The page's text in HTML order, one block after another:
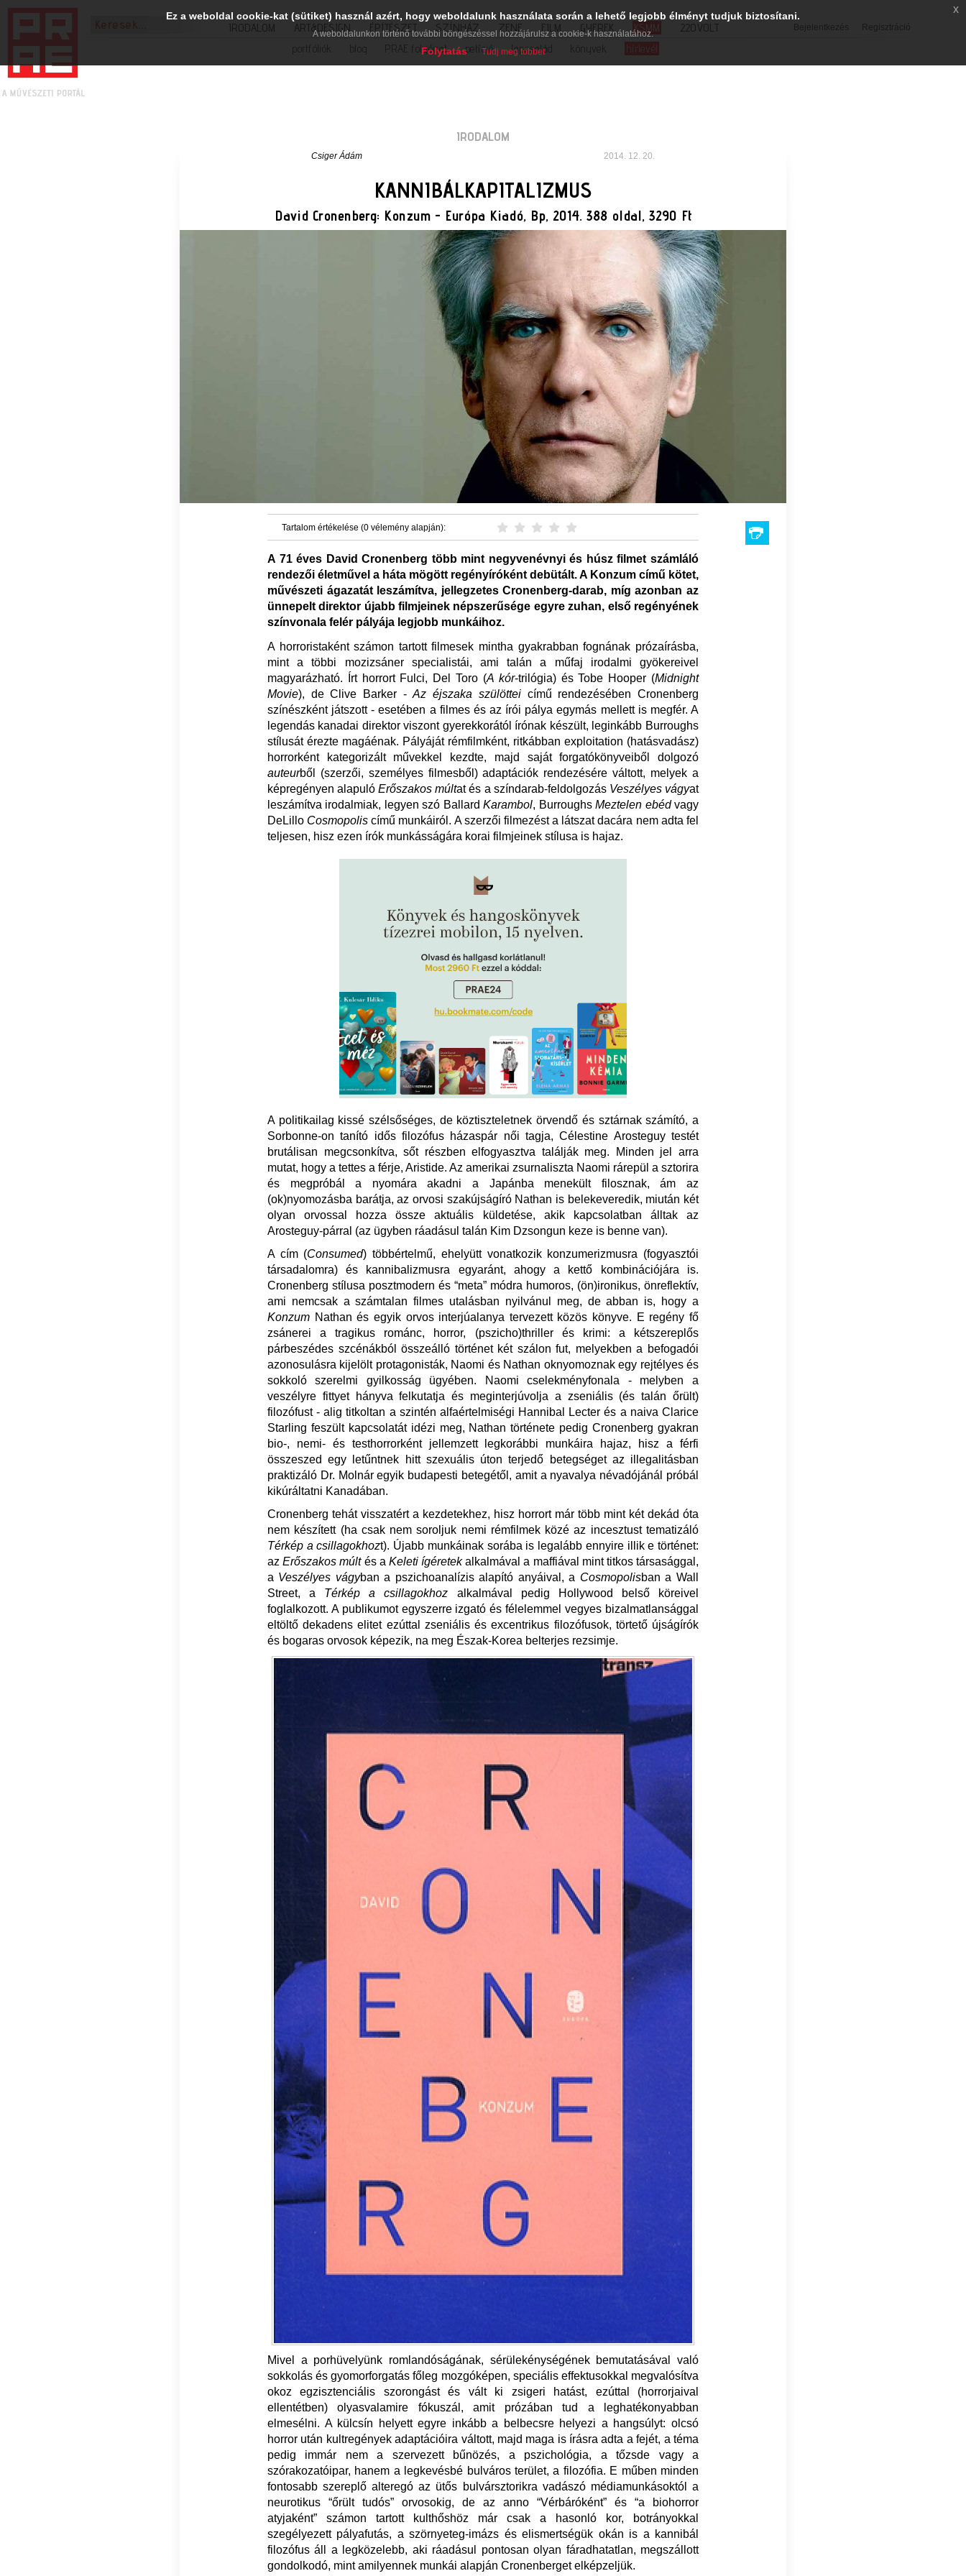
Bejelentkezés Regisztráció
IRODALOM ART&DESIGN ÉPÍTÉSZET SZÍNHÁZ ZENE FILM GYEREK KSMM
220VOLT
portfóliók
blog PRAE folyóirat petíció lapcsalád könyvek hírlevél
IRODALOM
Csiger Ádám 2014. 12. 20.
KANNIBÁLKAPITALIZMUS
David Cronenberg: Konzum - Európa Kiadó, Bp, 2014. 388 oldal, 3290 Ft
Tartalom értékelése (0 vélemény alapján):
A 71 éves David Cronenberg több mint negyvenévnyi és húsz filmet számláló
rendezői életművel a háta mögött regényíróként debütált. A Konzum című kötet,
művészeti ágazatát leszámítva, jellegzetes Cronenberg-darab, míg azonban az
ünnepelt direktor újabb filmjeinek népszerűsége egyre zuhan, első regényének
színvonala felér pályája legjobb munkáihoz.
A horroristaként számon tartott filmesek mintha gyakrabban fognának prózaírásba,
mint a többi mozizsáner specialistái, ami talán a műfaj irodalmi gyökereivel
magyarázható. Írt horrort Fulci, Del Toro (A kór-trilógia) és Tobe Hooper (Midnight
Movie), de Clive Barker -Az éjszaka szülöttei című rendezésében Cronenberg
színészként játszott - esetében a filmes és az írói pálya egymás mellett is megfér. A
legendás kanadai direktor viszont gyerekkorától írónak készült, leginkább Burroughs
stílusát érezte magáénak. Pályáját rémfilmként, ritkábban exploitation (hatásvadász)
horrorként kategorizált művekkel kezdte, majd saját forgatókönyveiből dolgozó
auteurből (szerzői, személyes filmesből) adaptációk rendezésére váltott, melyek a
képregényen alapuló Erőszakos múltat és a színdarab-feldolgozás Veszélyes vágyat
leszámítva irodalmiak, legyen szó BallardKarambol, BurroughsMeztelen ebédvagy
DeLillo Cosmopoliscímű munkáiról. A szerzői filmezést a látszat dacára nem adta fel
teljesen, hisz ezen írók munkásságára korai filmjeinek stílusa is hajaz.
A politikailag kissé szélsőséges, de köztiszteletnek örvendő és sztárnak számító, a
Sorbonne-on tanító idős filozófus házaspár női tagja, Célestine Arosteguy testét
brutálisan megcsonkítva, sőt részben elfogyasztva találják meg. Minden jel arra
mutat, hogy a tettes a férje, Aristide. Az amerikai zsurnaliszta Naomi rárepül a sztorira
és megpróbál a nyomára akadni a Japánba menekült filosznak, ám az
(ok)nyomozásba barátja, az orvosi szakújságíró Nathan is belekeveredik, miután két
olyan orvossal hozza össze aktuális küldetése, akik kapcsolatban álltak az
Arosteguy-párral (az ügyben ráadásul talán Kim Dzsongun keze is benne van).
A cím (Consumed) többértelmű, ehelyütt vonatkozik konzumerizmusra (fogyasztói
társadalomra) és kannibalizmusra egyaránt, ahogy a kettő kombinációjára is.
Cronenberg stílusa posztmodern és “meta” módra humoros, (ön)ironikus, önreflektív,
ami nemcsak a számtalan filmes utalásban nyilvánul meg, de abban is, hogy a
Konzum Nathan és egyik orvos interjúalanya tervezett közös könyve. E regény fő
zsánerei a tragikus románc, horror, (pszicho)thriller és krimi: a kétszereplős
párbeszédes szcénákból összeálló történet két szálon fut, melyekben a befogadói
azonosulásra kijelölt protagonisták, Naomi és Nathan oknyomoznak egy rejtélyes és
sokkoló szerelmi gyilkosság ügyében. Naomi cselekményfonala - melyben a
veszélyre fittyet hányva felkutatja és meginterjúvolja a zseniális (és talán őrült)
filozófust - alig titkoltan a szintén alfaértelmiségi Hannibal Lecter és a naiva Clarice
Starling feszült kapcsolatát idézi meg, Nathan története pedig Cronenberg gyakran
bio-, nemi- és testhorrorként jellemzett legkorábbi munkáira hajaz, hisz a férfi
összeszed egy letűntnek hitt szexuális úton terjedő betegséget az illegalitásban
praktizáló Dr. Molnár egyik budapesti betegétől, amit a nyavalya névadójánál próbál
kikúráltatni Kanadában.
Cronenberg tehát visszatért a kezdetekhez, hisz horrort már több mint két dekád óta
nem készített (ha csak nem soroljuk nemi rémfilmek közé az incesztust tematizáló
Térkép a csillagokhozt). Újabb munkáinak sorába is legalább ennyire illik e történet:
azErőszakos múlt és a Keleti ígéretekalkalmával a maffiával mint titkos társasággal,
a Veszélyes vágyban a pszichoanalízis alapító anyáival, a Cosmopolisban a Wall
Street, a Térkép a csillagokhoz alkalmával pedig Hollywood belső köreivel
foglalkozott. A publikumot egyszerre izgató és félelemmel vegyes bizalmatlansággal
eltöltő dekadens elitet ezúttal zseniális és excentrikus filozófusok, törtető újságírók
és bogaras orvosok képezik, na meg Észak-Korea belterjes rezsimje.
Mivel a porhüvelyünk romlandóságának, sérülekénységének bemutatásával való
sokkolás és gyomorforgatás főleg mozgóképen, speciális effektusokkal megvalósítva
okoz egzisztenciális szorongást és vált ki zsigeri hatást, ezúttal (horrorjaival
ellentétben) olyasvalamire fókuszál, amit prózában tud a leghatékonyabban
elmesélni. A külcsín helyett egyre inkább a belbecsre helyezi a hangsúlyt: olcsó
horror után kultregények adaptációira váltott, majd maga is írásra adta a fejét, a téma
pedig immár nem a szervezett bűnözés, a pszichológia, a tőzsde vagy a
szórakozatóipar, hanem a legkevésbé bulváros terület, a filozófia. E műben minden
fontosabb szereplő alteregó az ütős bulvársztorikra vadászó médiamunkásoktól a
neurotikus “őrült tudós” orvosokig, de az anno “Vérbáróként” és “a biohorror
atyjaként” számon tartott kulthőshöz már csak a hasonló kor, botrányokkal
szegélyezett pályafutás, a szörnyeteg-imázs és elismertségük okán is a kannibál
filozófus áll a legközelebb, aki ráadásul pontosan olyan fáradhatatlan, megszállott
gondolkodó, mint amilyennek munkái alapján Cronenberget elképzeljük.
Ez a weboldal cookie-kat (sütiket) használ azért, hogy weboldalunk használata során a lehető legjobb élményt tudjuk biztosítani.
A weboldalunkon történő további böngészéssel hozzájárulsz a cookie-k használatához.
Folytatás Tudj meg többet
x